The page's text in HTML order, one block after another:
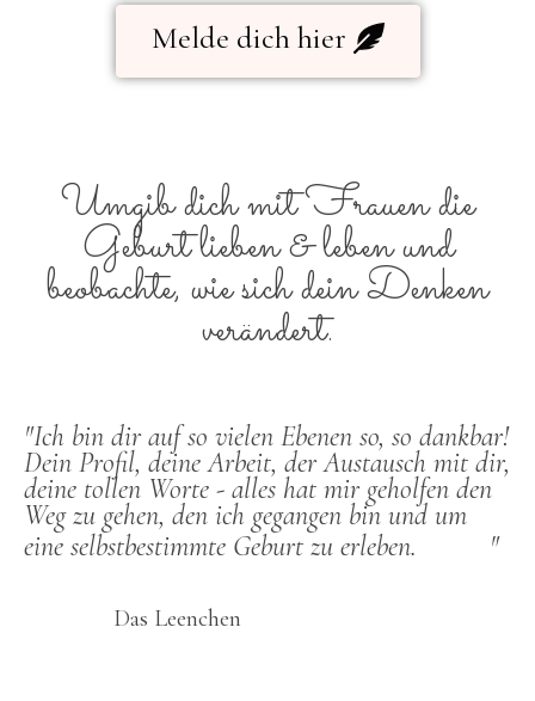
Melde dich hier
Umgib dich mit Frauen die
Geburt lieben & leben und
beobachte, wie sich dein Denken
verändert.
"Ich bin dir auf so vielen Ebenen so, so dankbar!
Dein Profil, deine Arbeit, der Austausch mit dir,
deine tollen Worte - alles hat mir geholfen den
Weg zu gehen, den ich gegangen bin und um
eine selbstbestimmte Geburt zu erleben.
"
Das Leenchen